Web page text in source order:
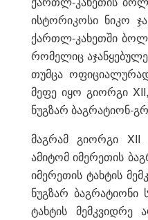
ისტორიკოსი ნიკო
ქართლ-კახეთში
რომელიც
თუმცა
მეფე იყო გიორგი
ნუგზარ ბაგრატიონ-
მაგრამ გიორგი
ამიტომ იმერეთის
იმერეთის ტახტის
ნუგზარ
ტახტის მემკვიდრე